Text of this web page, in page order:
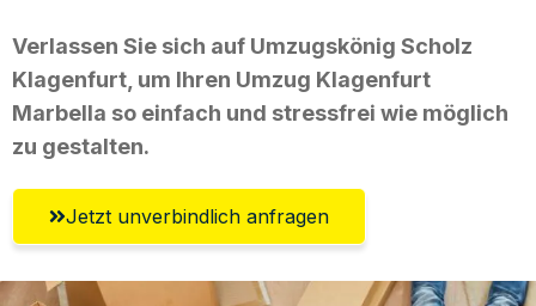
Verlassen Sie sich auf Umzugskönig Scholz
Klagenfurt, um Ihren Umzug Klagenfurt
Marbella so einfach und stressfrei wie möglich
zu gestalten.
Jetzt unverbindlich anfragen